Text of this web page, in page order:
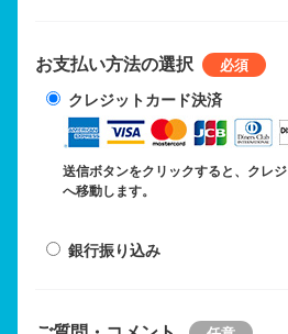
お支払い方法の選択
クレジットカード決済
送信ボタンをクリックすると、クレ
へ移動します。
銀行振り込み